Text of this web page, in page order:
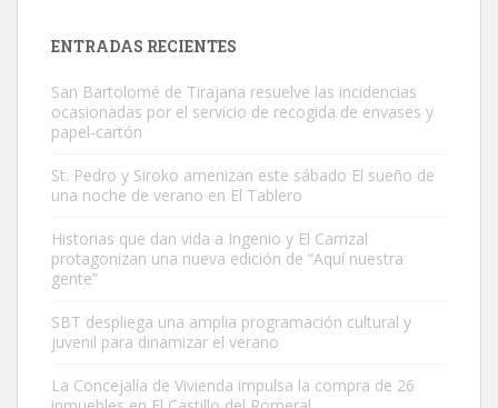
Busco adopción responsable para mi perra. Pastor alemán,
hembra, 4 años. Por motivos personales ...
Leales.org » Gran Canaria
ENTRADAS RECIENTES
San Bartolomé de Tirajana resuelve las incidencias
ocasionadas por el servicio de recogida de envases y
papel-cartón
St. Pedro y Siroko amenizan este sábado El sueño de
una noche de verano en El Tablero
Historias que dan vida a Ingenio y El Carrizal
protagonizan una nueva edición de “Aquí nuestra
gente”
SBT despliega una amplia programación cultural y
juvenil para dinamizar el verano
La Concejalía de Vivienda impulsa la compra de 26